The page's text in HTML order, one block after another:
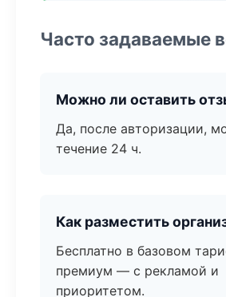
Часто задаваемые
Можно ли оставить
Да, после авторизации,
течение 24 ч.
Как разместить
Бесплатно в базовом
премиум — с рекламой и
приоритетом.